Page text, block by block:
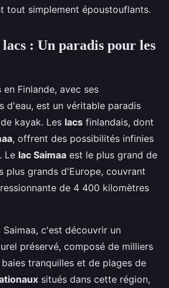
tout simplement époustouflants.
: Un paradis pour les
en Finlande, avec ses
d'eau, est un véritable paradis
kayak. Les lacs finlandais, dont
, offrent des possibilités infinies
. Le lac Saimaa est le plus grand de
plus grands d'Europe, couvrant
de 4 400 kilomètres
c'est découvrir un
préservé, composé de milliers
tranquilles et de plages de
situés dans cette région,